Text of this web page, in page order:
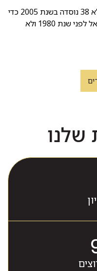
ראשית קצת סדר בבלגן: התוכנית תמ"א 38 נוסדה בשנת 2005 כדי
לתת מענה לחיזוק בניינים שנבנו בישראל לפני שנת 1980 ולא
שלנו